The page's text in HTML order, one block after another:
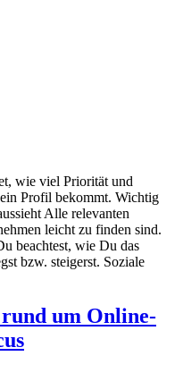
wie viel Priorität und
Profil bekommt. Wichtig
Alle relevanten
leicht zu finden sind.
beachtest, wie Du das
bzw. steigerst. Soziale
um Online-